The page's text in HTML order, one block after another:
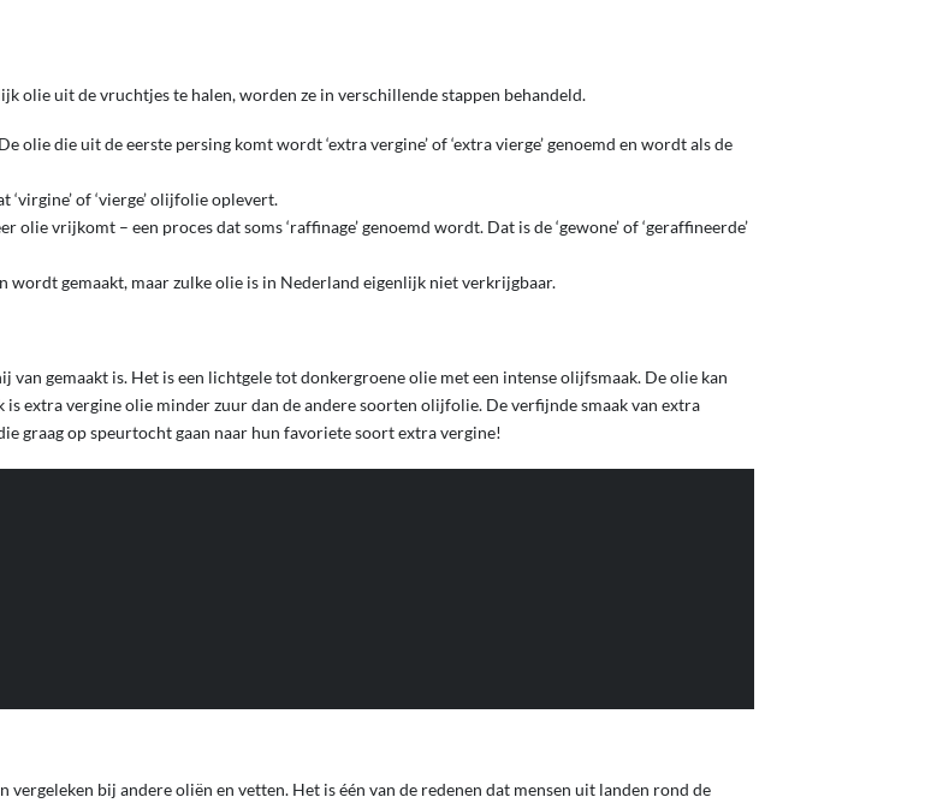
olie uit de vruchtjes te halen, worden ze in verschillende stappen behandeld.
olie die uit de eerste persing komt wordt ‘extra vergine’ of ‘extra vierge’ genoemd en wordt als de
of ‘vierge’ olijfolie oplevert.
vrijkomt – een proces dat soms ‘raffinage’ genoemd wordt. Dat is de ‘gewone’ of ‘geraffineerde’
gemaakt, maar zulke olie is in Nederland eigenlijk niet verkrijgbaar.
gemaakt is. Het is een lichtgele tot donkergroene olie met een intense olijfsmaak. De olie kan
extra vergine olie minder zuur dan de andere soorten olijfolie. De verfijnde smaak van extra
graag op speurtocht gaan naar hun favoriete soort extra vergine!
bij andere oliën en vetten. Het is één van de redenen dat mensen uit landen rond de